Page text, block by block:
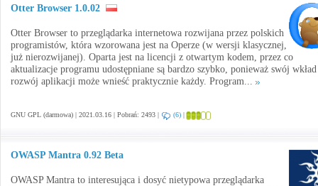
Otter Browser 1.0.02
Otter Browser to przeglądarka internetowa rozwijana przez polskich
programistów, która wzorowana jest na Operze (w wersji klasycznej,
już nierozwijanej). Oparta jest na licencji z otwartym kodem, przez co
aktualizacje programu udostępniane są bardzo szybko, ponieważ swój
rozwój aplikacji może wnieść praktycznie każdy. Program...
GNU GPL (darmowa) | 2021.03.16 | Pobrań: 2493 | (6) |
OWASP Mantra 0.92 Beta
OWASP Mantra to interesująca i dosyć nietypowa przeglądarka